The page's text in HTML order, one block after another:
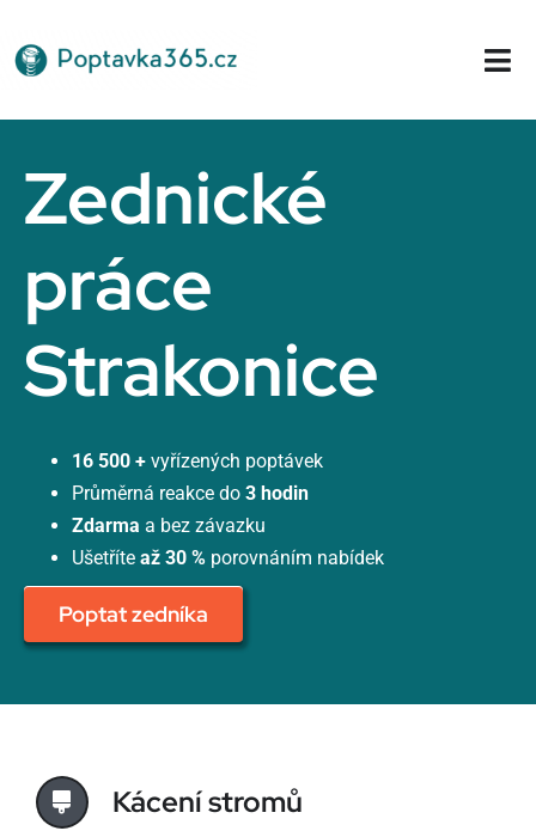
na
obsah
Zednické
práce
Strakonice
16 500 + vyřízených poptávek
Průměrná reakce do 3 hodin
Zdarma a bez závazku
Ušetříte až 30 %porovnáním nabídek
Poptat zedníka
Kácení stromů